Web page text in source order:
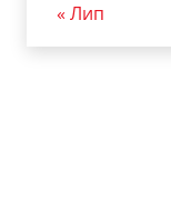
« Лип